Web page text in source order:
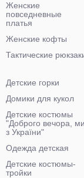
Женские
повседневные
платья
Женские кофты
Тактические
Детские горки
Домики для кукол
Детские костюмы
"Доброго вечора, ми
з України"
Одежда детская
Детские костюмы-
тройки